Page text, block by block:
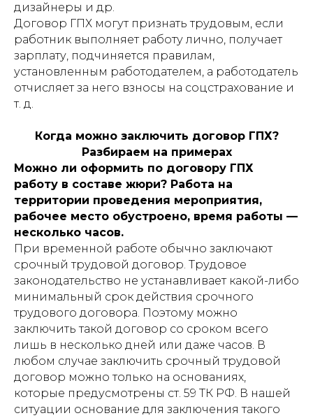
дизайнеры и др.
Договор ГПХ могут признать трудовым, если
работник выполняет работу лично, получает
зарплату, подчиняется правилам,
установленным работодателем, а работодатель
отчисляет за него взносы на соцстрахование и
т. д.
Когда можно заключить договор ГПХ?
Разбираем на примерах
Можно ли оформить по договору ГПХ
работу в составе жюри? Работа на
территории проведения мероприятия,
рабочее место обустроено, время работы —
несколько часов.
При временной работе обычно заключают
срочный трудовой договор. Трудовое
законодательство не устанавливает какой-либо
минимальный срок действия срочного
трудового договора. Поэтому можно
заключить такой договор со сроком всего
лишь в несколько дней или даже часов. В
любом случае заключить срочный трудовой
договор можно только на основаниях,
которые предусмотрены ст. 59 ТК РФ. В нашей
ситуации основание для заключения такого